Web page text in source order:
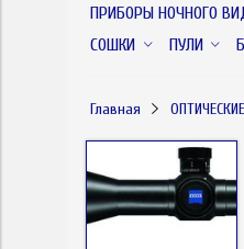
ПРИБОРЫ НОЧНОГО
СОШКИ
ПУЛИ
Главная